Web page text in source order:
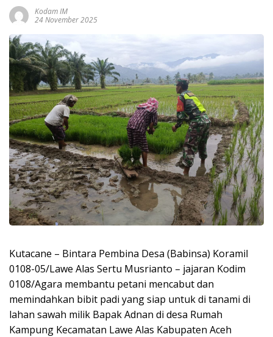
Kodam IM
24 November 2025
Kutacane – Bintara Pembina Desa (Babinsa) Koramil
0108-05/Lawe Alas Sertu Musrianto – jajaran Kodim
0108/Agara membantu petani mencabut dan
memindahkan bibit padi yang siap untuk di tanami di
lahan sawah milik Bapak Adnan di desa Rumah
Kampung Kecamatan Lawe Alas Kabupaten Aceh